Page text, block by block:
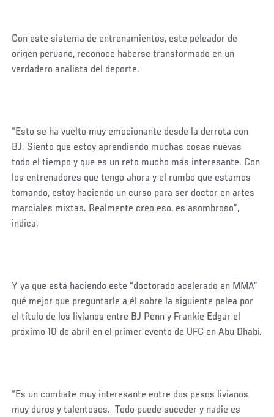
Con este sistema de entrenamientos, este peleador de
origen peruano, reconoce haberse transformado en un
verdadero analista del deporte.
“Esto se ha vuelto muy emocionante desde la derrota con
BJ. Siento que estoy aprendiendo muchas cosas nuevas
todo el tiempo y que es un reto mucho más interesante. Con
los entrenadores que tengo ahora y el rumbo que estamos
tomando, estoy haciendo un curso para ser doctor en artes
marciales mixtas. Realmente creo eso, es asombroso”,
indica.
Y ya que está haciendo este “doctorado acelerado en MMA”
qué mejor que preguntarle a él sobre la siguiente pelea por
el título de los livianos entre BJ Penn y Frankie Edgar el
próximo 10 de abril en el primer evento de UFC en Abu Dhabi.
“Es un combate muy interesante entre dos pesos livianos
muy duros y talentosos. Todo puede suceder y nadie es